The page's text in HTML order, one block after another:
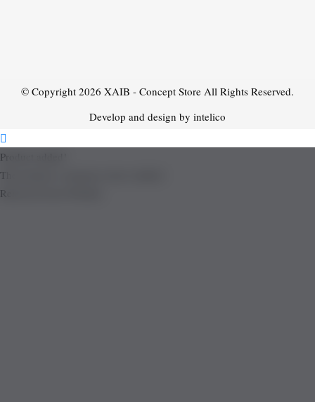
© Copyright 2026 XAIB - Concept Store All Rights Reserved.
Develop and design by intelico
Product added!
The product is already in the wishlist!
Removed from Wishlist